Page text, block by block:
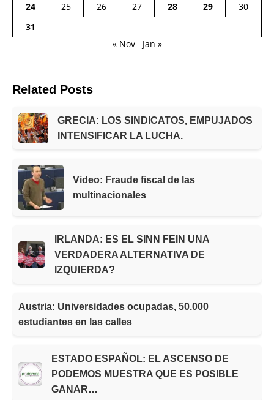
24
25 26 27 28 29
30
31
« Nov
Jan »
Related Posts
GRECIA: LOS SINDICATOS, EMPUJADOS
INTENSIFICAR LA LUCHA.
Video: Fraude fiscal de las
multinacionales
IRLANDA: ES EL SINN FEIN UNA
VERDADERA ALTERNATIVA DE
IZQUIERDA?
Austria: Universidades ocupadas, 50.000
estudiantes en las calles
ESTADO ESPAÑOL: EL ASCENSO DE
PODEMOS MUESTRA QUE ES POSIBLE
GANAR…